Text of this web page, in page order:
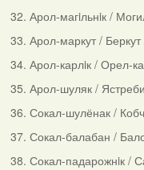
32. Арол-магiльнiк /
33. Арол-маркут /
34. Арол-карлiк / Орел-
35. Арол-шуляк /
36. Сокал-шулёнак /
37. Сокал-балабан /
38. Сокал-падарожнiк /